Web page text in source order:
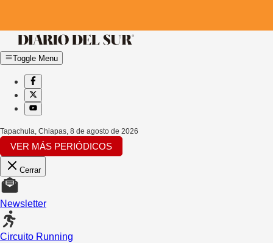
Toggle Menu
Tapachula, Chiapas, 8 de agosto de 2026
VER MÁS PERIÓDICOS
Cerrar
Newsletter
Circuito Running